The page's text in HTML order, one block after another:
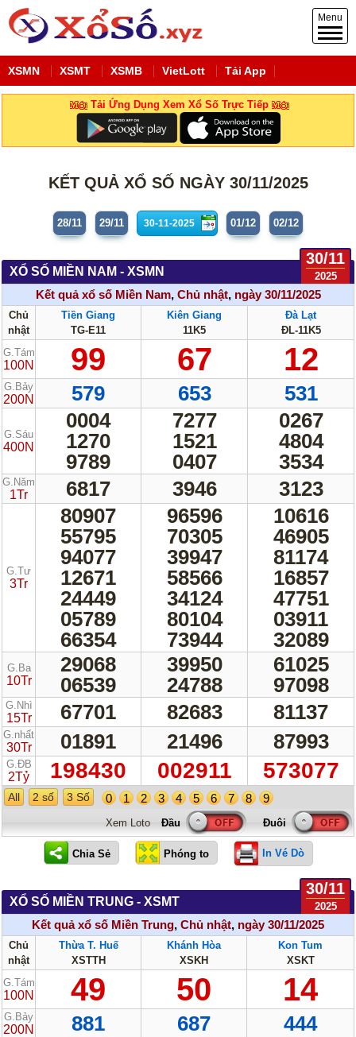
Menu
XSMN XSMT XSMB VietLott Tải App
Tải Ứng Dụng Xem Xổ Số Trực Tiếp
KẾT QUẢ XỔ SỐ NGÀY 30/11/2025
28/11 29/11 01/12 02/12
XỔ SỐ MIỀN NAM - XSMN
30/11
2025
Kết quả xổ số Miền Nam, Chủ nhật, ngày 30/11/2025
Chủ
nhật
Tiền Giang
TG-E11
Kiên Giang
11K5
Đà Lạt
ĐL-11K5
G.Tám
100N 99 67 12
G.Bảy
200N 579 653 531
G.Sáu
400N
0004
1270
9789
7277
1521
0407
0267
4804
3534
G.Năm
1Tr 6817 3946 3123
G.Tư
3Tr
80907
55795
94077
12671
24449
05789
66354
96596
70305
39947
58566
34124
80104
73944
10616
46905
81174
16857
47751
03911
32089
G.Ba
10Tr
29068
06539
39950
24788
61025
97098
G.Nhì
15Tr 67701 82683 81137
G.nhất
30Tr 01891 21496 87993
G.ĐB
2Tỷ 198430 002911 573077
All 2 số 3 Số 0 1 2 3 4 5 6 7 8 9
Xem Loto
In Vé Dò
XỔ SỐ MIỀN TRUNG - XSMT
30/11
2025
Kết quả xổ số Miền Trung, Chủ nhật, ngày 30/11/2025
Chủ
nhật
Thừa T. Huế
XSTTH
Khánh Hòa
XSKH
Kon Tum
XSKT
G.Tám
100N 49 50 14
G.Bảy
200N 881 687 444